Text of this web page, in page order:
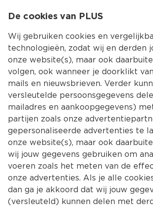
De cookies van PLUS
Wij gebruiken cookies en
technologieën, zodat wij en derden
onze website(s), maar ook
volgen, ook wanneer je doorklikt
mails en nieuwsbrieven. Verder
versleutelde persoonsgegevens
mailadres en aankoopgegevens)
partijen zoals onze
gepersonaliseerde advertenties te
onze website(s), maar ook
wij jouw gegevens gebruiken om
voeren zoals het meten van de
onze advertenties. Als je alle
dan ga je akkoord dat wij jouw
(versleuteld) kunnen delen met